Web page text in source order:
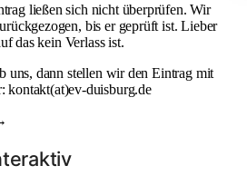
ließen sich nicht überprüfen. Wir
bis er geprüft ist. Lieber
das kein Verlass ist.
uns, dann stellen wir den Eintrag mit
kontakt(at)@
ev-duisburg.de